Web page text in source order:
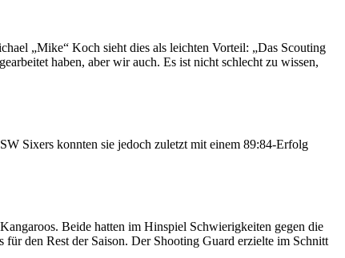
„Mike“ Koch sieht dies als leichten Vorteil: „Das Scouting
haben, aber wir auch. Es ist nicht schlecht zu wissen,
Sixers konnten sie jedoch zuletzt mit einem 89:84-Erfolg
Beide hatten im Hinspiel Schwierigkeiten gegen die
den Rest der Saison. Der Shooting Guard erzielte im Schnitt